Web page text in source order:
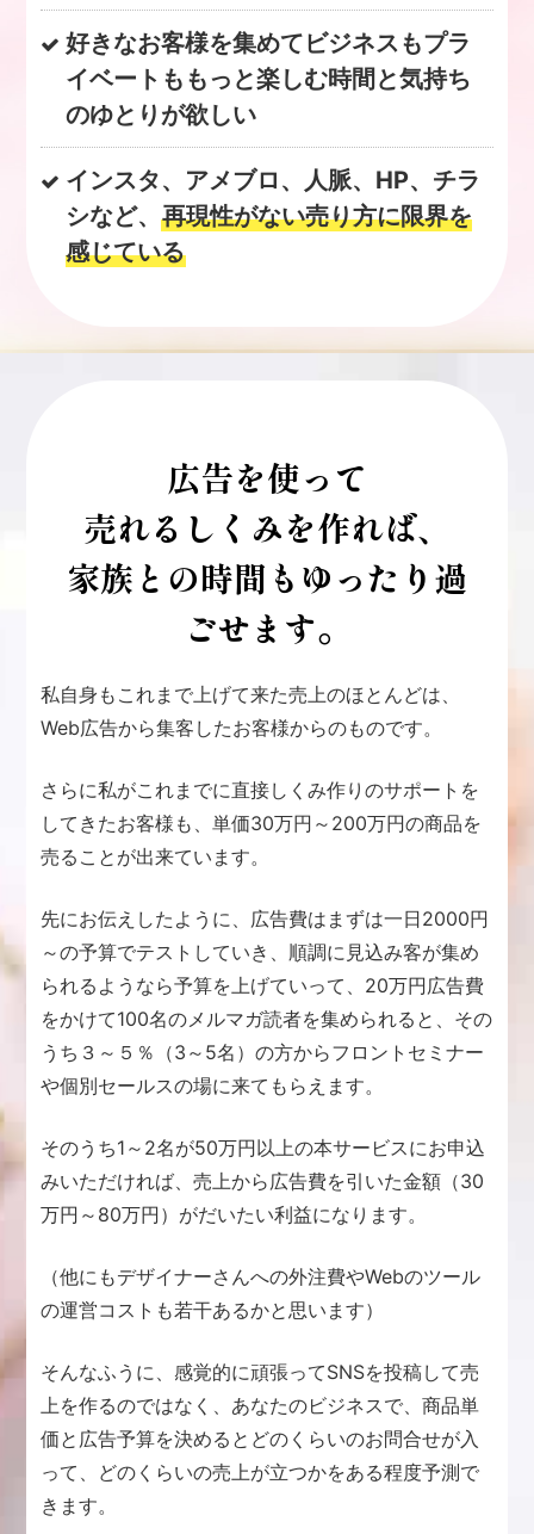
好きなお客様を集めてビジネスもプラ
イベートももっと楽しむ時間と気持ち
のゆとりが欲しい
インスタ、アメブロ、人脈、HP、チラ
シなど、再現性がない売り方に限界を
感じている
広告を使って
売れるしくみを作れば、
家族との時間もゆったり過
ごせます。
私自身もこれまで上げて来た売上のほとんどは、
Web広告から集客したお客様からのものです。
さらに私がこれまでに直接しくみ作りのサポートを
してきたお客様も、単価30万円～200万円の商品を
売ることが出来ています。
先にお伝えしたように、広告費はまずは一日2000円
～の予算でテストしていき、順調に見込み客が集め
られるようなら予算を上げていって、20万円広告費
をかけて100名のメルマガ読者を集められると、その
うち３～５％（3～5名）の方からフロントセミナー
や個別セールスの場に来てもらえます。
そのうち1～2名が50万円以上の本サービスにお申込
みいただければ、売上から広告費を引いた金額（30
万円～80万円）がだいたい利益になります。
（他にもデザイナーさんへの外注費やWebのツール
の運営コストも若干あるかと思います）
そんなふうに、感覚的に頑張ってSNSを投稿して売
上を作るのではなく、あなたのビジネスで、商品単
価と広告予算を決めるとどのくらいのお問合せが入
って、どのくらいの売上が立つかをある程度予測で
きます。